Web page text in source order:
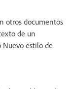
otros documentos
de un
Nuevo estilo de